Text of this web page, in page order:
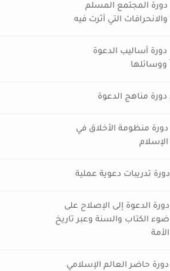
دورة المجتمع المسلم
والانحرافات التي أثرت فيه
دورة أساليب الدعوة
ووسائلها
دورة مناهج الدعوة
دورة منظومة الأخلاق في
الإسلام
دورة تدريبات دعوية عملية
دورة الدعوة إلى الإصلاح على
ضوء الكتاب والسنة وعبر تاريخ
الأمة
دورة حاضر العالم الإسلامي